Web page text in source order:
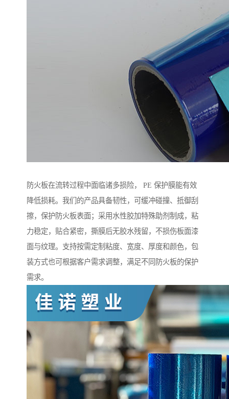
防火板在流转过程中面临诸多损险， PE 保护膜能有效
降低损耗。我们的产品具备韧性，可缓冲碰撞、抵御刮
擦，保护防火板表面；采用水性胶加特殊助剂制成，粘
力稳定，贴合紧密，撕膜后无胶水残留，不损伤板面漆
面与纹理。支持按需定制粘度、宽度、厚度和颜色，包
装方式也可根据客户需求调整，满足不同防火板的保护
需求。